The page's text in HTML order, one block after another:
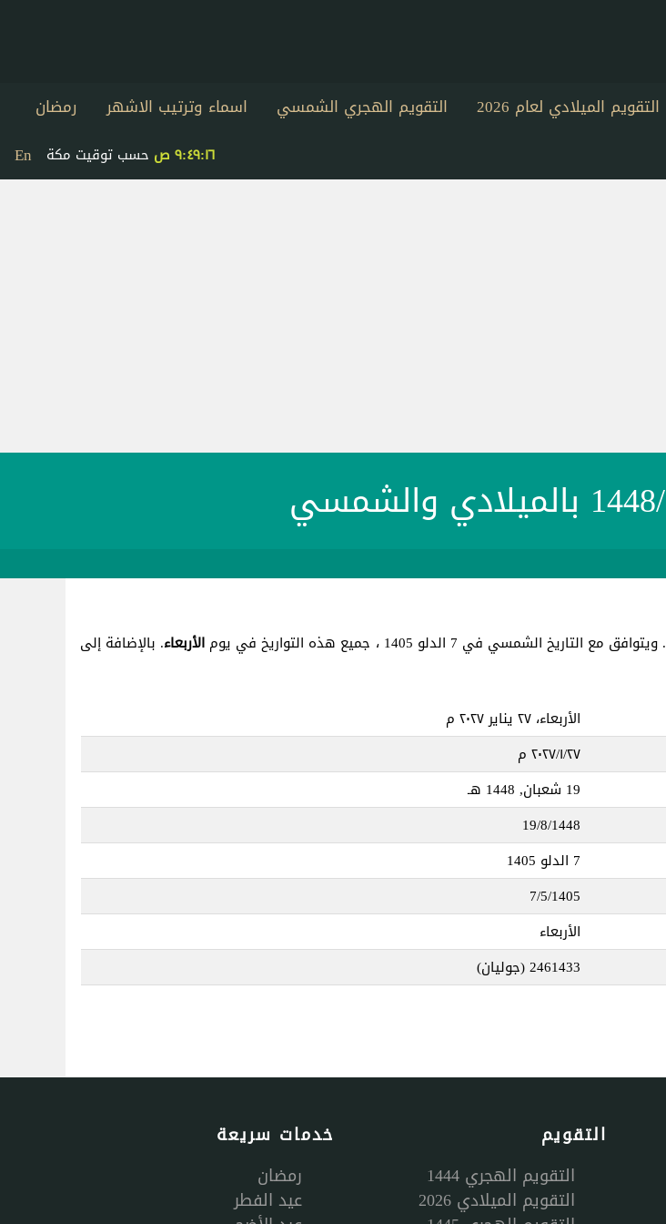
التقويم الميلادي لعام 2026 التقويم الهجري الشمسي اسماء وترتيب الاشهر
رمضان
En ٩:٤٩:١٦ ص حسب توقيت مكة
. ويتوافق مع التاريخ الشمسي في 7 الدلو 1405 ، جميع هذه التواريخ في يوم الأربعاء. بالإضافة إلى
الأربعاء، ٢٧ يناير ٢٠٢٧ م
٢٧‏/١‏/٢٠٢٧ م
19 شعبان, 1448 هـ
19/8/1448
7 الدلو 1405
7/5/1405
الأربعاء
2461433(جوليان)
التقويم
التقويم الهجري 1444
التقويم الميلادي 2026
خدمات سريعة
رمضان
عيد الفطر